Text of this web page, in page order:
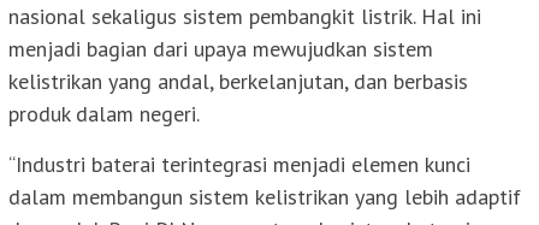
nasional sekaligus sistem pembangkit listrik. Hal ini
menjadi bagian dari upaya mewujudkan sistem
kelistrikan yang andal, berkelanjutan, dan berbasis
produk dalam negeri.
“Industri baterai terintegrasi menjadi elemen kunci
dalam membangun sistem kelistrikan yang lebih adaptif